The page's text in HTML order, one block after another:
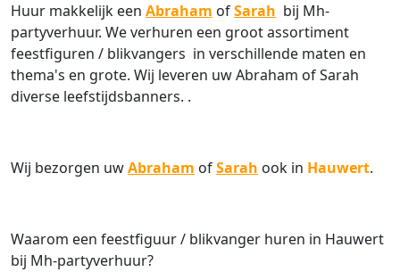
Huur makkelijk een Abraham ofSarah bij Mh-
partyverhuur. We verhuren een groot assortiment
feestfiguren / blikvangers in verschillende maten en
thema's en grote. Wij leveren uw Abraham of Sarah
diverse leefstijdsbanners. .
Wij bezorgen uwAbraham ofSarah ook in Hauwert.
Waarom een feestfiguur / blikvanger huren in Hauwert
bij Mh-partyverhuur?